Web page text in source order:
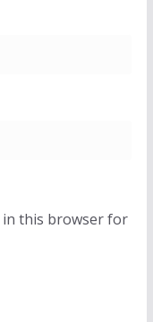
in this browser for